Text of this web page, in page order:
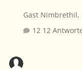
Gast Nimbrethil,
12